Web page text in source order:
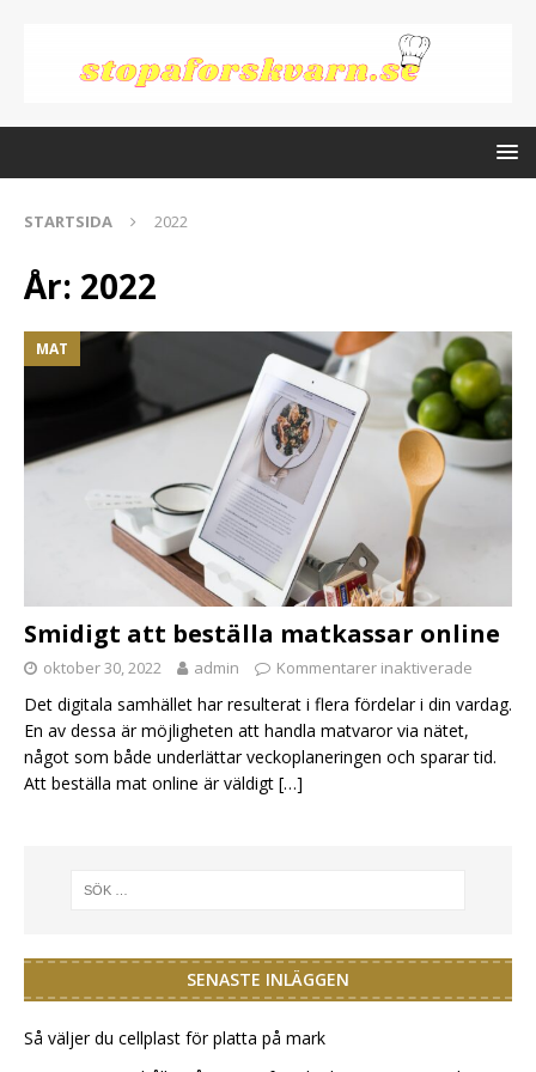
STARTSIDA 2022
År: 2022
MAT
Smidigt att beställa matkassar online
oktober 30, 2022 admin Kommentarer inaktiverade
Det digitala samhället har resulterat i flera fördelar i din vardag.
En av dessa är möjligheten att handla matvaror via nätet,
något som både underlättar veckoplaneringen och sparar tid.
Att beställa mat online är väldigt […]
SENASTE INLÄGGEN
Så väljer du cellplast för platta på mark